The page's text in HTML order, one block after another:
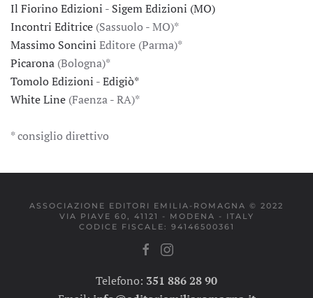
Il Fiorino Edizioni - Sigem Edizioni (MO)
Incontri Editrice (Sassuolo - MO)*
Massimo Soncini Editore (Parma)*
Picarona (Bologna)*
Tomolo Edizioni -Edigiò*
White Line (Faenza - RA)*
* consiglio direttivo
ASSOCIAZIONE EDITORI EMILIA-ROMAGNA © 2022
VIA PIAVE 60, 41121 - MODENA - ITALY
CODICE FISCALE: 94146500361
Telefono: 351 886 28 90